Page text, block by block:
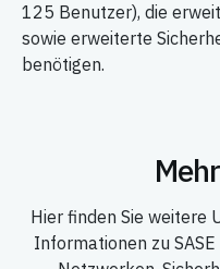
125 Benutzer), die
sowie erweiterte
benötigen.
Hier finden Sie weitere
Informationen zu